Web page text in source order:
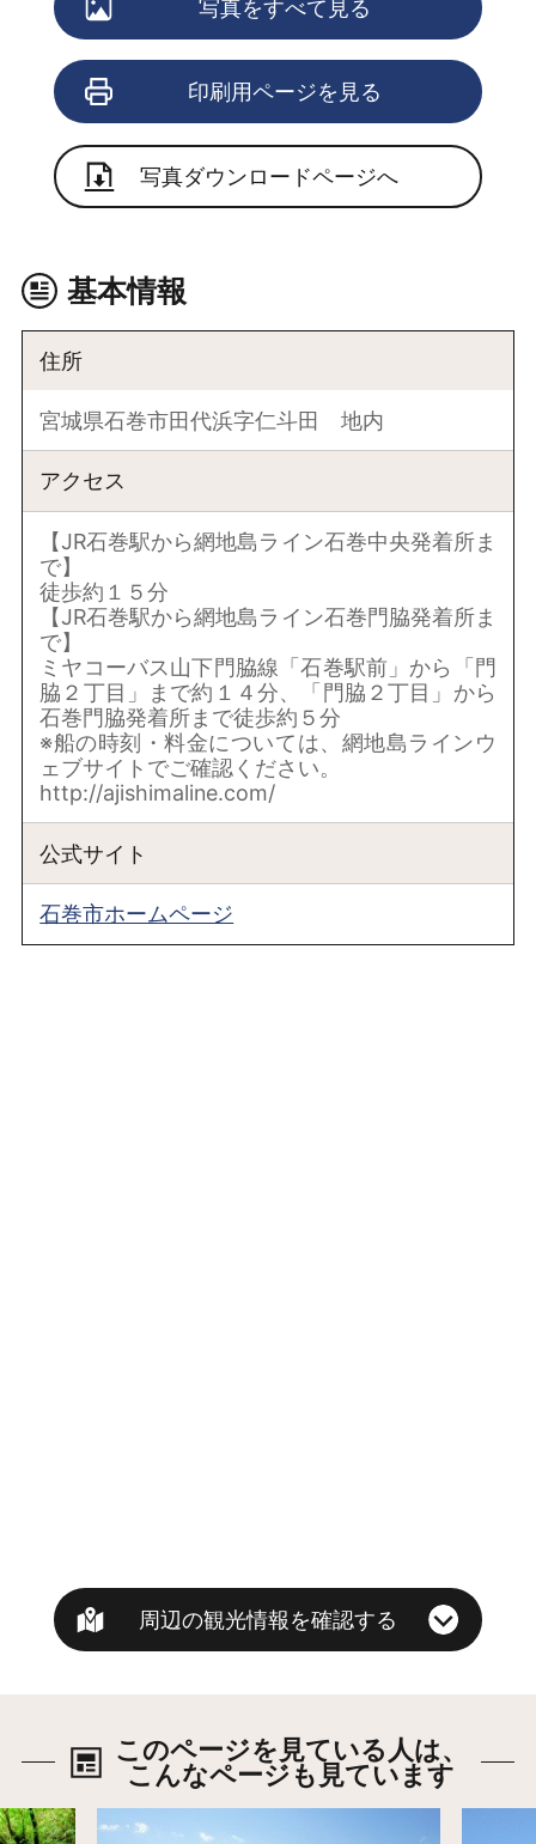
写真をすべて見る
印刷用ページを見る
写真ダウンロードページへ
基本情報
住所
宮城県石巻市田代浜字仁斗田 地内
アクセス
【JR石巻駅から網地島ライン石巻中央発着所ま
で】
徒歩約１５分
【JR石巻駅から網地島ライン石巻門脇発着所ま
で】
ミヤコーバス山下門脇線「石巻駅前」から「門
脇２丁目」まで約１４分、「門脇２丁目」から
石巻門脇発着所まで徒歩約５分
※船の時刻・料金については、網地島ラインウ
ェブサイトでご確認ください。
http://ajishimaline.com/
公式サイト
石巻市ホームページ
周辺の観光情報を確認する
このページを見ている人は、
こんなページも見ています
詳細はこちら